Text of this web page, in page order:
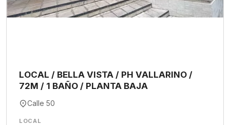
LOCAL / BELLA VISTA / PH VALLARINO /
72M / 1 BAÑO / PLANTA BAJA
Calle 50
LOCAL